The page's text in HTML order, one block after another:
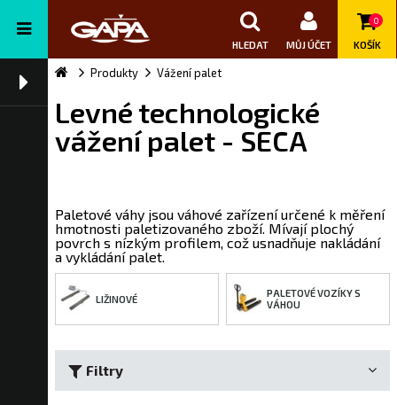
HLEDAT MŮJ ÚČET
0
KOŠÍK
Produkty Vážení palet
Levné technologické
vážení palet - SECA
Paletové váhy jsou váhové zařízení určené k měření
hmotnosti paletizovaného zboží. Mívají plochý
povrch s nízkým profilem, což usnadňuje nakládání
a vykládání palet.
LIŽINOVÉ
PALETOVÉ VOZÍKY S
VÁHOU
Filtry